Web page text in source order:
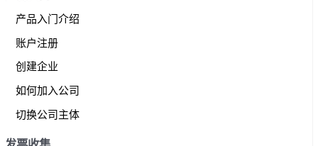
产品入门介绍
账户注册
创建企业
如何加入公司
切换公司主体